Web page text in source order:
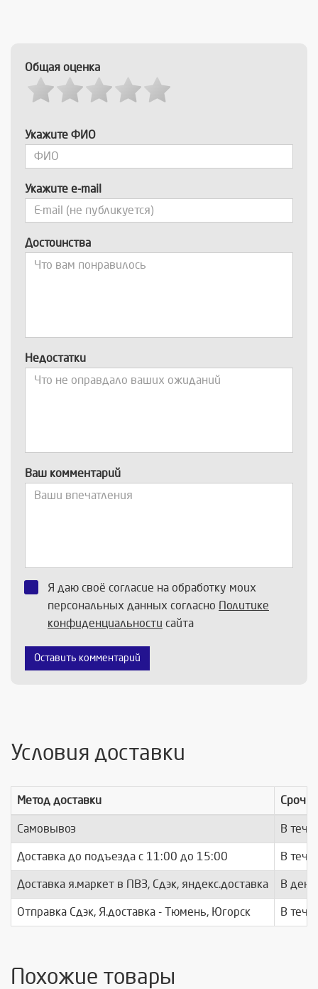
Общая оценка
Укажите ФИО
Укажите e-mail
Достоинства
Недостатки
Ваш комментарий
Я даю своё согласие на обработку моих
персональных данных согласно Политике
конфиденциальности сайта
Оставить комментарий
Условия доставки
Метод доставки
Самовывоз В
Доставка до подъезда c 11:00 до 15:00 В
Доставка я.маркет в ПВЗ, Сдэк, яндекс.доставка В день
Отправка Сдэк, Я.доставка - Тюмень, Югорск В
Похожие товары